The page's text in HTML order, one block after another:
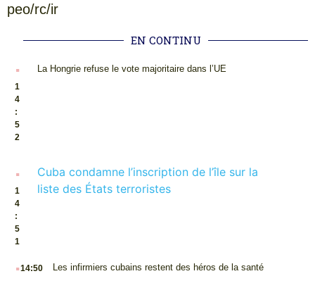
peo/rc/ir
EN CONTINU
.
1
4
:
5
2
La Hongrie refuse le vote majoritaire dans l’UE
.
1
4
:
5
1
Cuba condamne l’inscription de l’île sur la
liste des États terroristes
.14:50 Les infirmiers cubains restent des héros de la santé